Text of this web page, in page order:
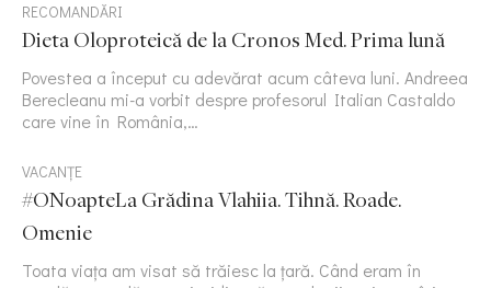
RECOMANDĂRI
Dieta Oloproteică de la Cronos Med. Prima lună
Povestea a început cu adevărat acum câteva luni. Andreea
Berecleanu mi-a vorbit despre profesorul Italian Castaldo
care vine în România,…
VACANȚE
#ONoapteLa Grădina Vlahiia. Tihnă. Roade.
Omenie
Toata viața am visat să trăiesc la țară. Când eram în